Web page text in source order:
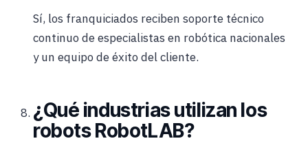
Sí, los franquiciados reciben soporte técnico
continuo de especialistas en robótica nacionales
y un equipo de éxito del cliente.
¿Qué industrias utilizan los
robots RobotLAB?